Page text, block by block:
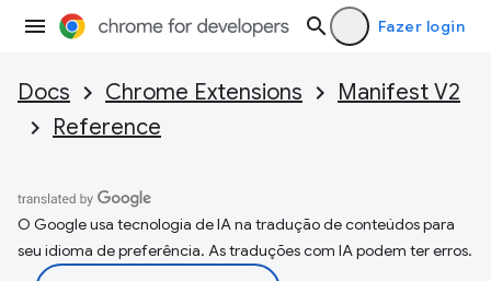
Fazer login
Docs Chrome Extensions
Manifest V2
Reference
O Google usa tecnologia de IA na tradução de conteúdos para
seu idioma de preferência. As traduções com IA podem ter erros.